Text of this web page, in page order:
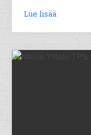
Lue lisää